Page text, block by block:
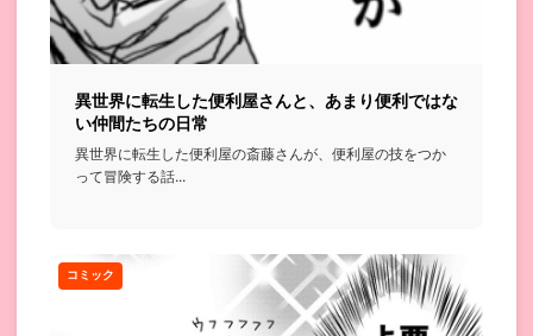
異世界に転生した便利屋さんと、あまり便利ではな
い仲間たちの日常
異世界に転生した便利屋の斎藤さんが、便利屋の技をつか
って冒険する話...
コミック